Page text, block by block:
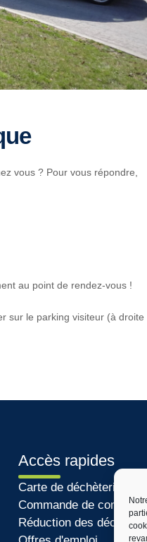
vous ? Pour vous répondre,
au point de rendez-vous !
sur le parking visiteur (à droite
Accès rapides
Carte de déchèterie
Commande de
Réduction des déchets